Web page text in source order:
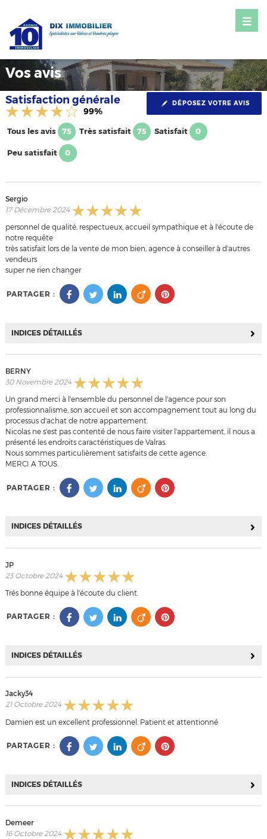
Vos avis
DÉPOSEZ VOTRE AVIS
Satisfaction générale
99%
Tous les avis 75 Très satisfait 75 Satisfait 0
Peu satisfait 0
Sergio
17 Décembre 2024
personnel de qualité, respectueux, accueil sympathique et à l'écoute de
notre requête
très satisfait lors de la vente de mon bien, agence à conseiller à d'autres
vendeurs
super ne rien changer
PARTAGER :
INDICES DÉTAILLÉS
BERNY
30 Novembre 2024
Un grand merci à l'ensemble du personnel de l'agence pour son
professionnalisme, son accueil et son accompagnement tout au long du
processus d'achat de notre appartement.
Nicolas ne s'est pas contenté de nous faire visiter l'appartement, il nous a
présenté les endroits caractéristiques de Valras.
Nous sommes particulièrement satisfaits de cette agence.
MERCI A TOUS.
PARTAGER :
INDICES DÉTAILLÉS
JP
23 Octobre 2024
Trés bonne équipe à l'écoute du client.
PARTAGER :
INDICES DÉTAILLÉS
Jacky34
21 Octobre 2024
Damien est un excellent professionnel. Patient et attentionné
PARTAGER :
INDICES DÉTAILLÉS
Demeer
16 Octobre 2024